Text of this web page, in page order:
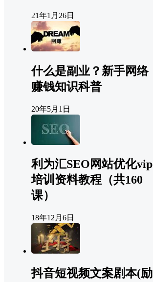
21年1月26日
什么是副业？新手网络
赚钱知识科普
20年5月1日
利为汇SEO网站优化vip
培训资料教程（共160
课）
18年12月6日
抖音短视频文案剧本(励